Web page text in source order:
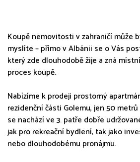
Koupě nemovitosti v zahraničí může
myslíte – přímo v Albánii se o Vás
který zde dlouhodobě žije a zná
proces koupě.
Nabízíme k prodeji prostorný
rezidenční části Golemu, jen 50
se nachází ve 3. patře dobře
jak pro rekreační bydlení, tak jako
nebo dlouhodobému pronájmu.